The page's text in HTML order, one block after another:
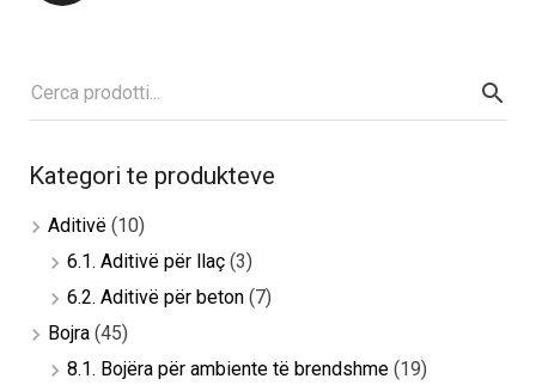
Kategori te produkteve
Aditivë (10)
6.1. Aditivë për llaç (3)
6.2. Aditivë për beton (7)
Bojra (45)
8.1. Bojëra për ambiente të brendshme (19)